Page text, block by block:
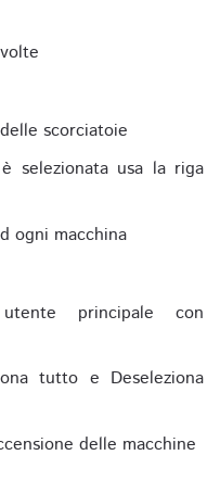
scorciatoie
selezionata usa la riga
ogni macchina
utente principale con
tutto e Deseleziona
delle macchine